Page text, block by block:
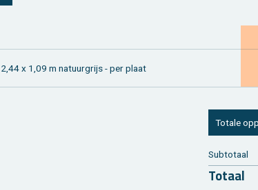
x 1,09 m na­tuur­grijs - per plaat
To­ta­le
Sub­to­taal
To­taal